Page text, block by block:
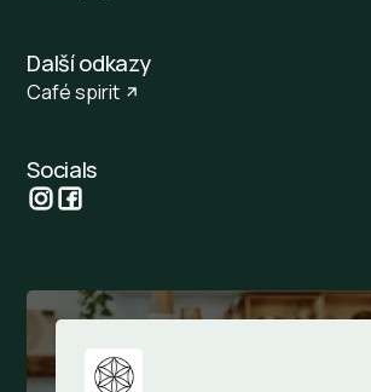
Další odkazy
Café spirit
Socials